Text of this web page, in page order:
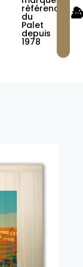
référence
du
Palet
depuis
1978